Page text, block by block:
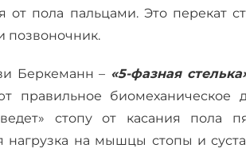
от пола пальцами. Это перекат
позвоночник.
Беркеманн – «5-фазная
правильное
стопу от касания пола
нагрузка на мышцы стопы и